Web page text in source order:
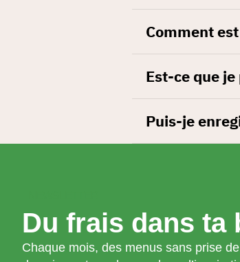
Comment
Est-ce que
Puis-je
Du frais dans ta
Chaque mois, des menus sans prise